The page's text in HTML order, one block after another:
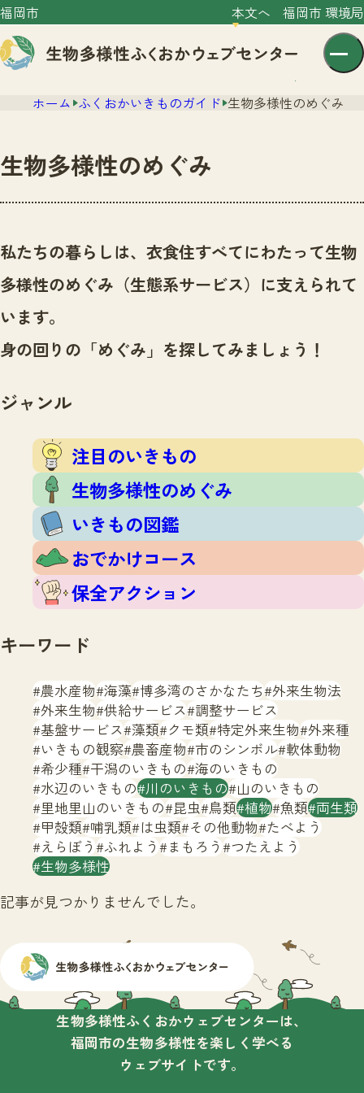
福岡市 本文へ 福岡市 環境局
センター紹介
センター紹介TOP
サイトポリシー
ニュース
いきものガイド
いきものガイドTOP
生物多様性のめぐみ
おでかけコース
保全アクション
イベント
調査レポート
調査レポートTOP
調査結果
ふくおかいきものマップ
マッチング
マッチングTOP
掲載申し込みフォーム
お問合せ
生物多様性ふくおかウェブセンターとは
サイトマップ
ホーム ふくおかいきものガイド 生物多様性のめぐみ
生物多様性のめぐみ
私たちの暮らしは、衣食住すべてにわたって生物
多様性のめぐみ（生態系サービス）に支えられて
います。
身の回りの「めぐみ」を探してみましょう！
ジャンル
注目のいきもの
生物多様性のめぐみ
いきもの図鑑
おでかけコース
保全アクション
キーワード
農水産物 海藻 博多湾のさかなたち 外来生物法
外来生物 供給サービス 調整サービス
基盤サービス 藻類 クモ類 特定外来生物 外来種
いきもの観察 農畜産物 市のシンボル 軟体動物
希少種 干潟のいきもの 海のいきもの
水辺のいきもの 川のいきもの 山のいきもの
里地里山のいきもの 昆虫 鳥類 植物 魚類 両生類
甲殻類 哺乳類 は虫類 その他動物 たべよう
えらぼう ふれよう まもろう つたえよう
生物多様性
記事が見つかりませんでした。
生物多様性ふくおかウェブセンターは、
福岡市の生物多様性を楽しく学べる
ウェブサイトです。